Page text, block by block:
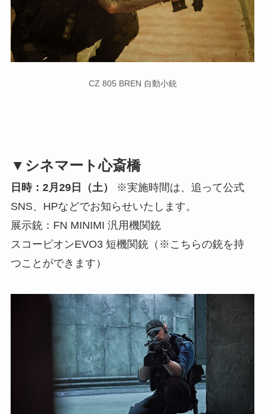
CZ 805 BREN 自動小銃
▼シネマート心斎橋
日時：2月29日（土）
※実施時間は、追って公式
SNS、HPなどでお知らせいたします。
展示銃：FN MINIMI 汎用機関銃
スコーピオンEVO3 短機関銃（※こちらの銃を持
つことができます）